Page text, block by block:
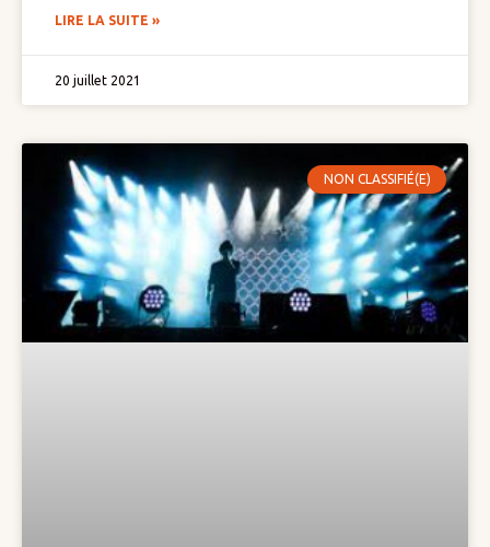
LIRE LA SUITE »
20 juillet 2021
NON CLASSIFIÉ(E)